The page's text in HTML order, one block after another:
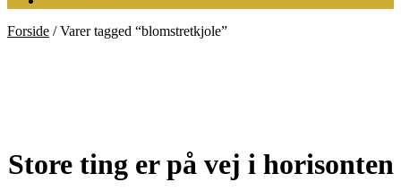
Forside /Varer tagged “blomstretkjole”
Store ting er på vej i horisonten